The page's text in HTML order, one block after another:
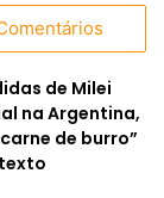
de Milei
na Argentina,
de burro”